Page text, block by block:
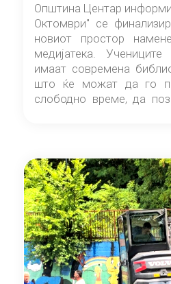
Општина Центар
Октомври" се
новиот простор
медијатека.
имаат современа
што ќе можат да го
слободно време, да